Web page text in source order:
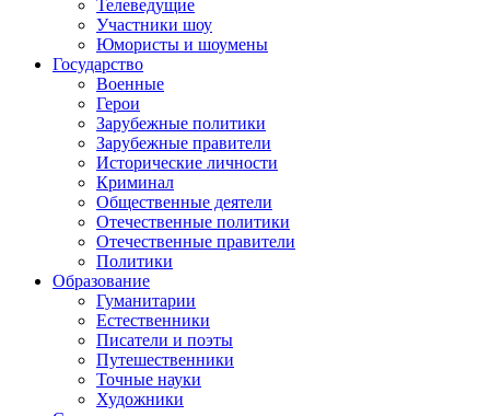
Телеведущие
Участники шоу
Юмористы и шоумены
Государство
Военные
Герои
Зарубежные политики
Зарубежные правители
Исторические личности
Криминал
Общественные деятели
Отечественные политики
Отечественные правители
Политики
Образование
Гуманитарии
Естественники
Писатели и поэты
Путешественники
Точные науки
Художники